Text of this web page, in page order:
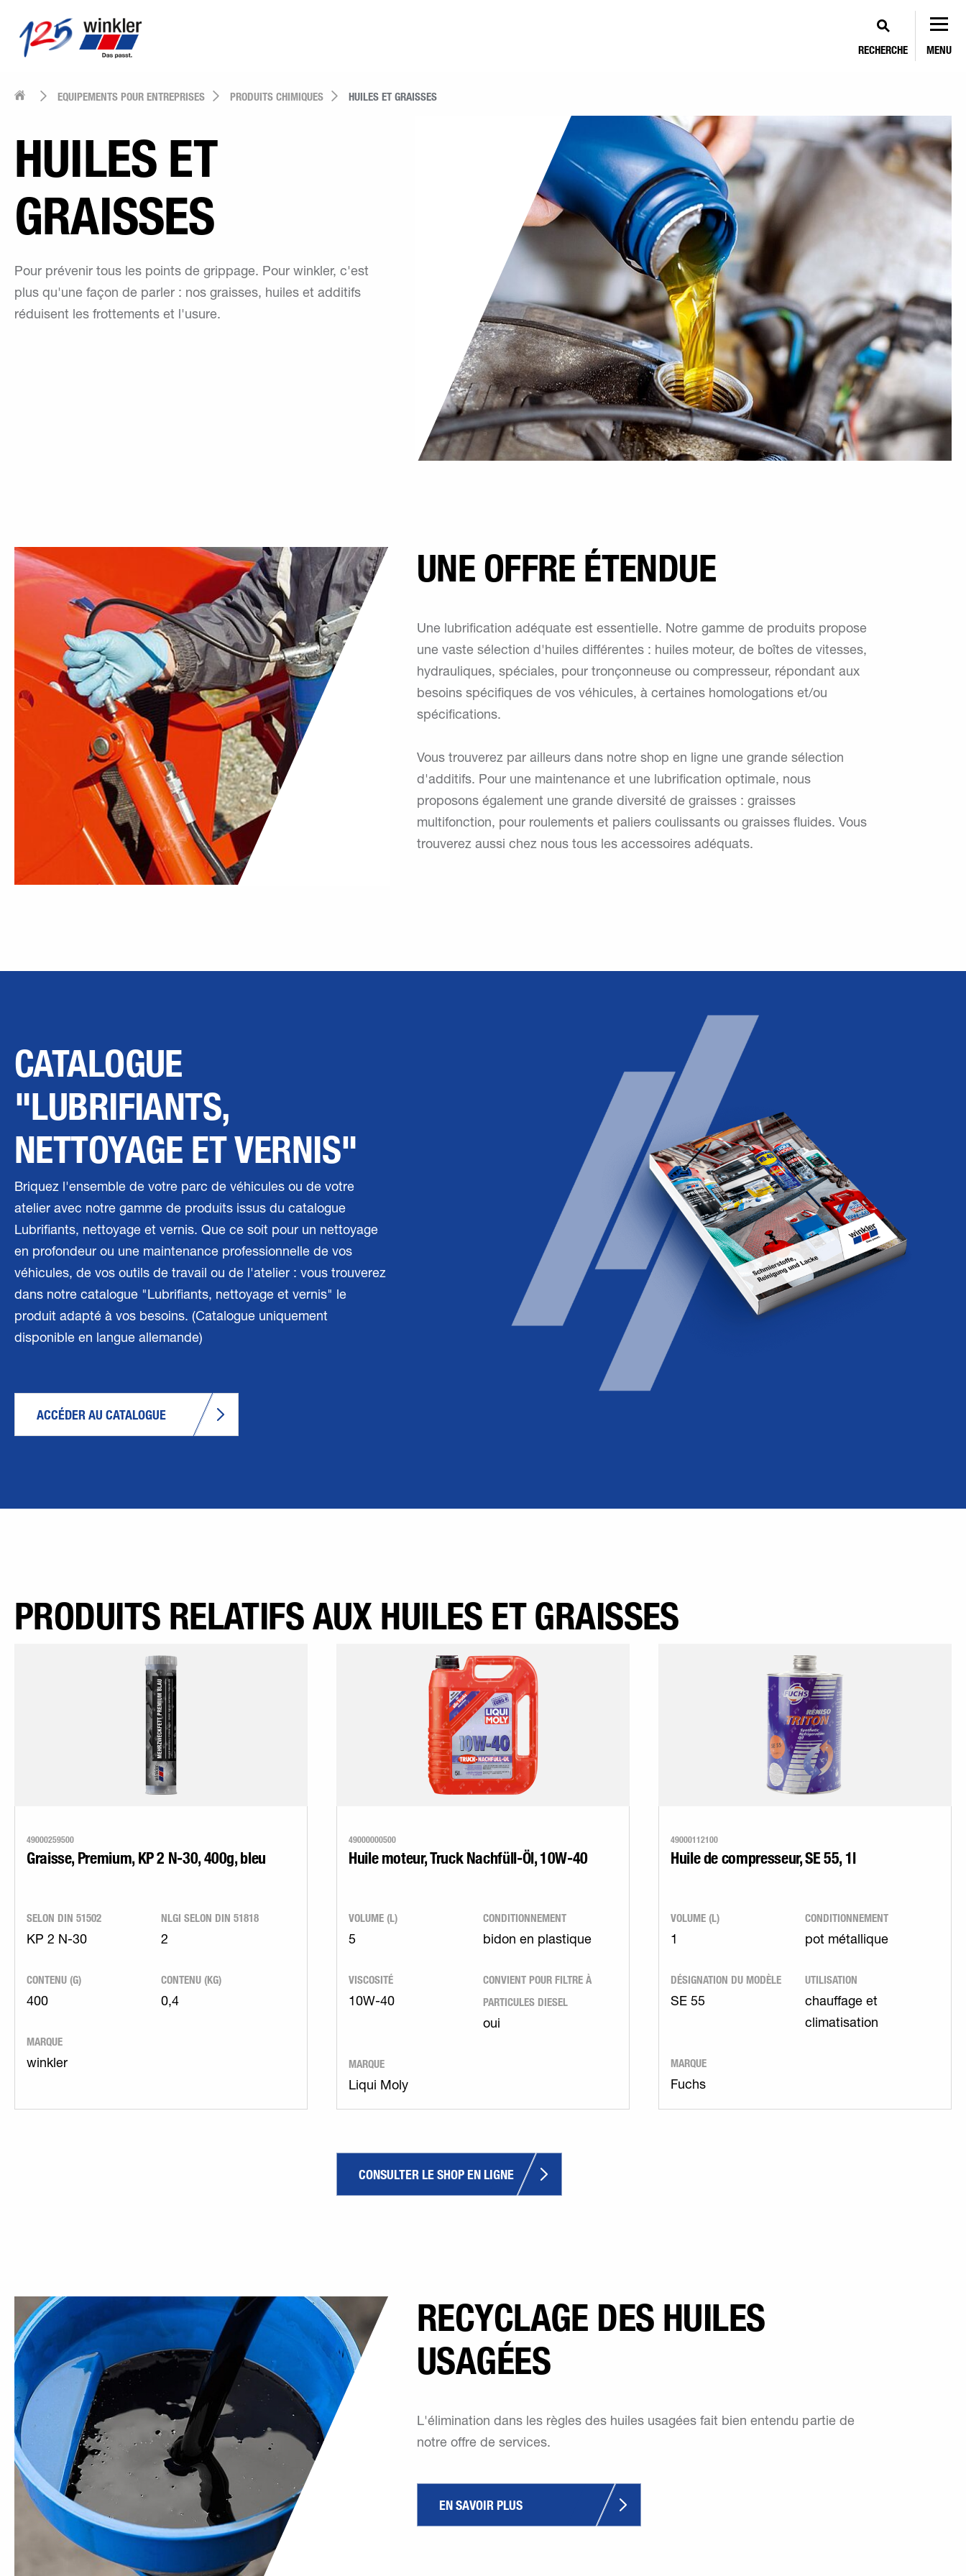
RECHERCHE MENU
EQUIPEMENTS POUR ENTREPRISES PRODUITS CHIMIQUES HUILES ET GRAISSES
HUILES ET
GRAISSES
Pour prévenir tous les points de grippage. Pour winkler, c'est
plus qu'une façon de parler : nos graisses, huiles et additifs
réduisent les frottements et l'usure.
UNE OFFRE ÉTENDUE
Une lubrification adéquate est essentielle. Notre gamme de produits propose
une vaste sélection d'huiles différentes : huiles moteur, de boîtes de vitesses,
hydrauliques, spéciales, pour tronçonneuse ou compresseur, répondant aux
besoins spécifiques de vos véhicules, à certaines homologations et/ou
spécifications.
Vous trouverez par ailleurs dans notre shop en ligne une grande sélection
d'additifs. Pour une maintenance et une lubrification optimale, nous
proposons également une grande diversité de graisses : graisses
multifonction, pour roulements et paliers coulissants ou graisses fluides. Vous
trouverez aussi chez nous tous les accessoires adéquats.
CATALOGUE
"LUBRIFIANTS,
NETTOYAGE ET VERNIS"
Briquez l'ensemble de votre parc de véhicules ou de votre
atelier avec notre gamme de produits issus du catalogue
Lubrifiants, nettoyage et vernis. Que ce soit pour un nettoyage
en profondeur ou une maintenance professionnelle de vos
véhicules, de vos outils de travail ou de l'atelier : vous trouverez
dans notre catalogue "Lubrifiants, nettoyage et vernis" le
produit adapté à vos besoins. (Catalogue uniquement
disponible en langue allemande)
ACCÉDER AU CATALOGUE
PRODUITS RELATIFS AUX HUILES ET GRAISSES
49000259500
Graisse, Premium, KP 2 N-30, 400g, bleu
SELON DIN 51502
KP 2 N-30
NLGI SELON DIN 51818
2
CONTENU (G)
400
CONTENU (KG)
0,4
MARQUE
winkler
49000000500
Huile moteur, Truck Nachfüll-Öl, 10W-40
VOLUME (L)
5
CONDITIONNEMENT
bidon en plastique
VISCOSITÉ
10W-40
CONVIENT POUR FILTRE À
PARTICULES DIESEL
oui
MARQUE
Liqui Moly
49000112100
Huile de compresseur, SE 55, 1l
VOLUME (L)
1
CONDITIONNEMENT
pot métallique
DÉSIGNATION DU MODÈLE
SE 55
UTILISATION
chauffage et
climatisation
MARQUE
Fuchs
CONSULTER LE SHOP EN LIGNE
RECYCLAGE DES HUILES
USAGÉES
L'élimination dans les règles des huiles usagées fait bien entendu partie de
notre offre de services.
EN SAVOIR PLUS